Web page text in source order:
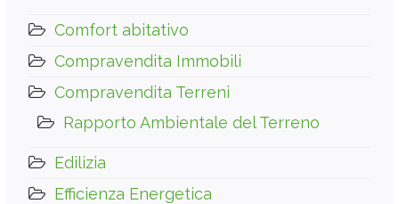
Comfort abitativo
Compravendita Immobili
Compravendita Terreni
Rapporto Ambientale del Terreno
Edilizia
Efficienza Energetica